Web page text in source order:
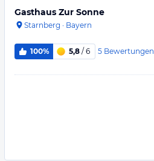
Gasthaus Zur Sonne
Starnberg · Bayern
100% 5,8 / 6 5 Bewertungen